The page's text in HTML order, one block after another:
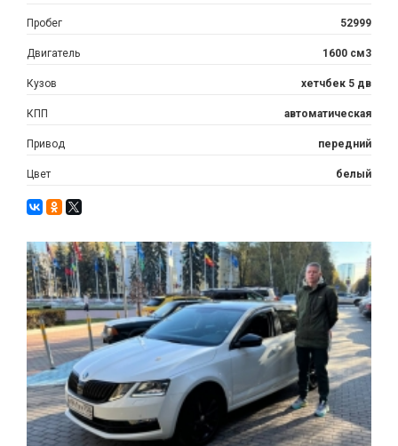
Пробег 52999
Двигатель 1600 см3
Кузов хетчбек 5 дв
КПП автоматическая
Привод передний
Цвет белый